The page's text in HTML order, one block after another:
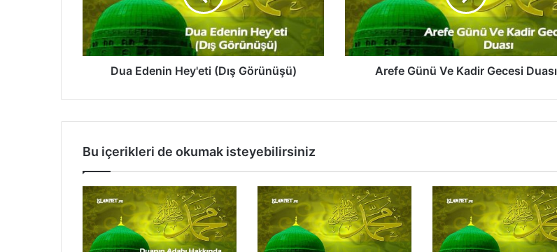
n
n
y
i
(
D
ı
ş
G
ö
Dua Edenin Hey'eti (Dış Görünüşü)
ü
n
ü
K
G
e
c
e
s
i
Arefe Günü Ve Kadir Gecesi Duası
Bu içerikleri de okumak isteyebilirsiniz